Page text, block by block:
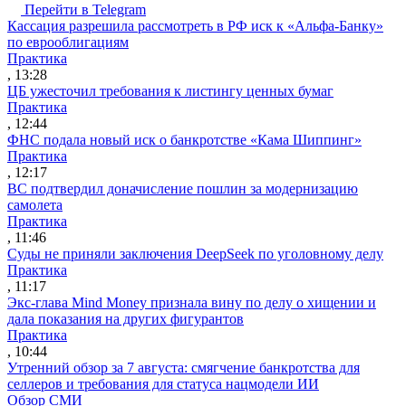
Перейти в Telegram
Кассация разрешила рассмотреть в РФ иск к «Альфа-Банку»
по еврооблигациям
Практика
, 13:28
ЦБ ужесточил требования к листингу ценных бумаг
Практика
, 12:44
ФНС подала новый иск о банкротстве «Кама Шиппинг»
Практика
, 12:17
ВС подтвердил доначисление пошлин за модернизацию
самолета
Практика
, 11:46
Суды не приняли заключения DeepSeek по уголовному делу
Практика
, 11:17
Экс-глава Mind Money признала вину по делу о хищении и
дала показания на других фигурантов
Практика
, 10:44
Утренний обзор за 7 августа: смягчение банкротства для
селлеров и требования для статуса нацмодели ИИ
Обзор СМИ